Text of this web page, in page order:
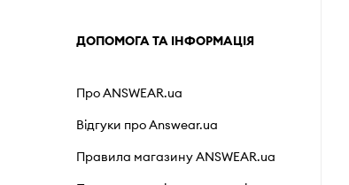
ДОПОМОГА ТА ІНФОРМАЦІЯ
Про ANSWEAR.ua
Відгуки про Answear.ua
Правила магазину ANSWEAR.ua